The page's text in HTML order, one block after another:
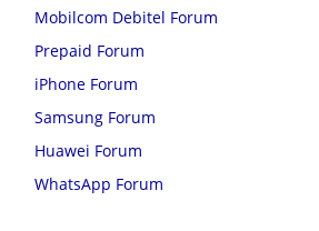
Mobilcom Debitel Forum
Prepaid Forum
iPhone Forum
Samsung Forum
Huawei Forum
WhatsApp Forum